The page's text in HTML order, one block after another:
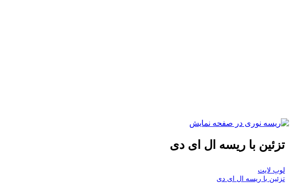
تزئین با ریسه ال ای دی
لوپ لایت
تزئین با ریسه ال ای دی